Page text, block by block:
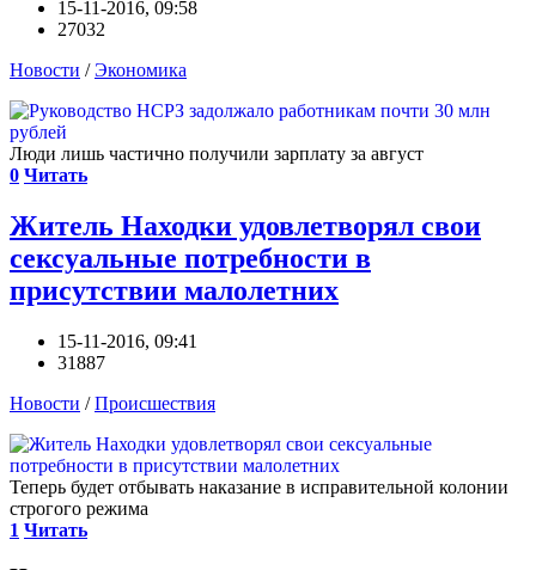
15-11-2016, 09:58
27032
Новости /Экономика
Люди лишь частично получили зарплату за август
0 Читать
Житель Находки удовлетворял свои
сексуальные потребности в
присутствии малолетних
15-11-2016, 09:41
31887
Новости /Происшествия
Теперь будет отбывать наказание в исправительной колонии
строгого режима
1 Читать